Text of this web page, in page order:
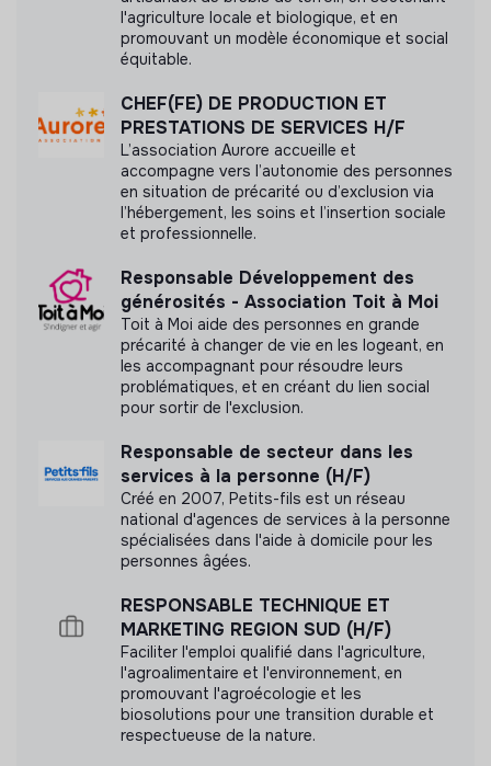
Labels et certifications
communiquer les labels ou certifications qu'elle a
pu obtenir.
Documents
N'a pas encore communiqué de documents de
transparence
l'agriculture locale et biologique, et en
promouvant un modèle économique et social
équitable.
CHEF(FE) DE PRODUCTION ET
PRESTATIONS DE SERVICES H/F
L’association Aurore accueille et
accompagne vers l’autonomie des personnes
en situation de précarité ou d’exclusion via
l’hébergement, les soins et l’insertion sociale
et professionnelle.
Responsable Développement des
générosités - Association Toit à Moi
Toit à Moi aide des personnes en grande
précarité à changer de vie en les logeant, en
les accompagnant pour résoudre leurs
problématiques, et en créant du lien social
pour sortir de l'exclusion.
Responsable de secteur dans les
services à la personne (H/F)
Créé en 2007, Petits-fils est un réseau
national d'agences de services à la personne
spécialisées dans l'aide à domicile pour les
personnes âgées.
RESPONSABLE TECHNIQUE ET
MARKETING REGION SUD (H/F)
Faciliter l'emploi qualifié dans l'agriculture,
l'agroalimentaire et l'environnement, en
promouvant l'agroécologie et les
biosolutions pour une transition durable et
respectueuse de la nature.